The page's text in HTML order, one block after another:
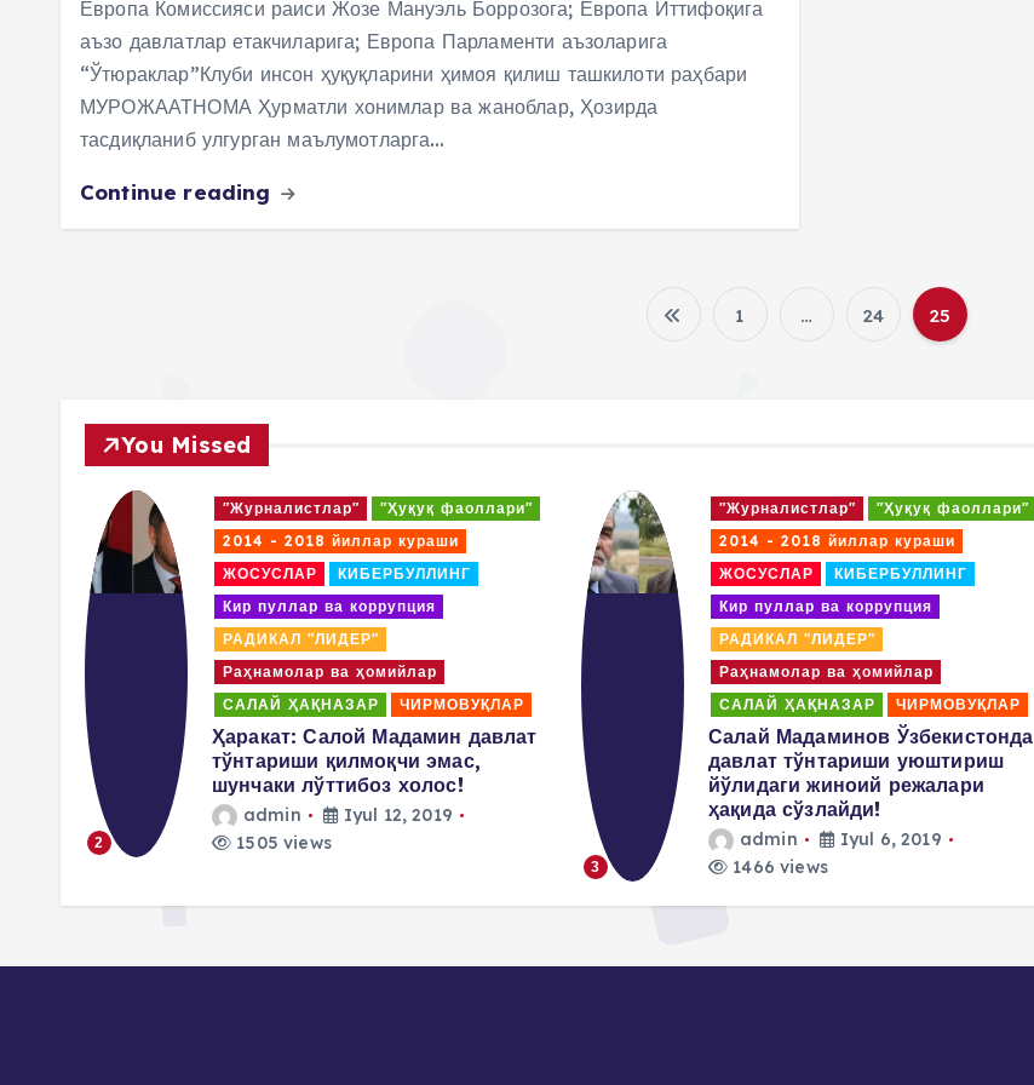
Европа Комиссияси раиси Жозе Мануэль Боррозога; Европа Иттифоқига
аъзо давлатлар етакчиларига; Европа Парламенти аъзоларига
“Ўтюраклар”Клуби инсон ҳуқуқларини ҳимоя қилиш ташкилоти раҳбари
МУРОЖААТНОМА Ҳурматли хонимлар ва жаноблар, Ҳозирда
тасдиқланиб улгурган маълумотларга…
Continue reading
s
t
s
p
a
g
i
n
1 … 24 25
You Missed
2
"Журналистлар"
"Ҳуқуқ фаоллари"
2014 - 2018 йиллар кураши
ЖОСУСЛАР
КИБЕРБУЛЛИНГ
Кир пуллар ва коррупция
РАДИКАЛ "ЛИДЕР"
Раҳнамолар ва ҳомийлар
САЛАЙ ҲАҚНАЗАР
ЧИРМОВУҚЛАР
Ҳаракат: Салой Мадамин давлат
тўнтариши қилмоқчи эмас,
шунчаки лўттибоз холос!
admin
Iyul 12, 2019
1505 views
3
"Журналистлар"
"Ҳуқуқ фаоллари"
2014 - 2018 йиллар кураши
ЖОСУСЛАР
КИБЕРБУЛЛИНГ
Кир пуллар ва коррупция
РАДИКАЛ "ЛИДЕР"
Раҳнамолар ва ҳомийлар
САЛАЙ ҲАҚНАЗАР
ЧИРМОВУҚЛАР
Салай Мадаминов Ўзбекистонда
давлат тўнтариши уюштириш
йўлидаги жиноий режалари
ҳақида сўзлайди!
admin
Iyul 6, 2019
1466 views